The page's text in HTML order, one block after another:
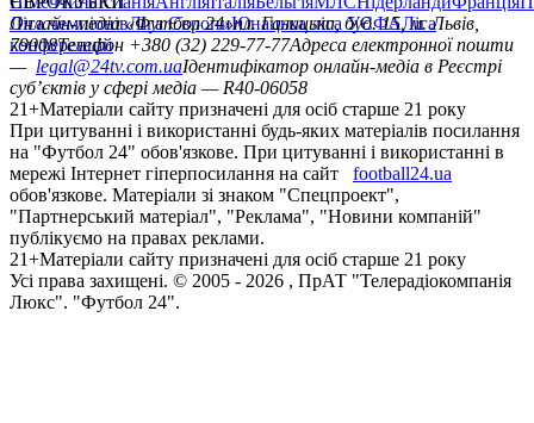
Ліга чемпіонівЛіга ЄвропиЮнацька ліга УЄФАЛіга
конференцій
Онлайн-медіа «Футбол 24»пл. Галицька, буд. 15, м. Львів,
79008Телефон +380 (32) 229-77-77Адреса електронної пошти
— legal@24tv.com.uaІдентифікатор онлайн-медіа в Реєстрі
суб’єктів у сфері медіа — R40-06058
21+Матеріали сайту призначені для осіб старше 21 року
При цитуванні і використанні будь-яких матеріалів посилання
на "Футбол 24" обов'язкове. При цитуванні і використанні в
мережі Інтернет гіперпосилання на сайт
football24.ua
обов'язкове. Матеріали зі знаком "Спецпроект",
"Партнерський матеріал", "Реклама", "Новини компаній"
публікуємо на правах реклами.
21+Матеріали сайту призначені для осіб старше 21 року
Усi права захищенi. © 2005 - 2026 , ПрАТ "Телерадіокомпанія
Люкс". "Футбол 24".